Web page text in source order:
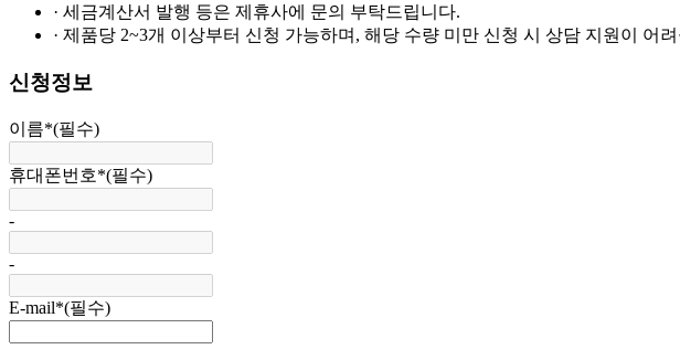
· 세금계산서 발행 등은 제휴사에 문의 부탁드립니다.
· 제품당 2~3개 이상부터 신청 가능하며, 해당 수량 미만 신청 시 상담 지원이 어
신청정보
이름*(필수)
휴대폰번호*(필수)
-
-
E-mail*(필수)